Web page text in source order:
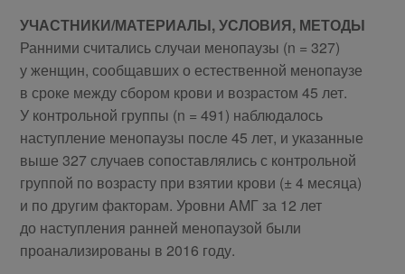
УЧАСТНИКИ/МАТЕРИАЛЫ, УСЛОВИЯ, МЕТОДЫ
Ранними считались случаи менопаузы (n = 327)
у женщин, сообщавших о естественной менопаузе
в сроке между сбором крови и возрастом 45 лет.
У контрольной группы (n = 491) наблюдалось
наступление менопаузы после 45 лет, и указанные
выше 327 случаев сопоставлялись с контрольной
группой по возрасту при взятии крови (± 4 месяца)
и по другим факторам. Уровни AMГ за 12 лет
до наступления ранней менопаузой были
проанализированы в 2016 году.